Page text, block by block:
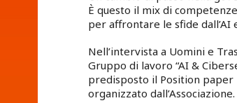
È questo il mix di
per affrontare le sfide
Nell’intervista a Uomini e
Gruppo di lavoro “AI &
predisposto il Position paper
organizzato dall’Associazione.